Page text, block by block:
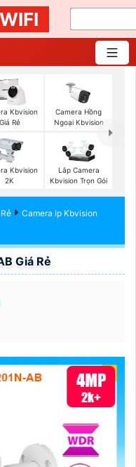
Kbvision
Giá Rẻ
Camera Hồng
Ngoại Kbvision
Kbvision
2K
Lắp Camera
Kbvision Trọn Gói
Camera Ip Kbvision
Giá Rẻ